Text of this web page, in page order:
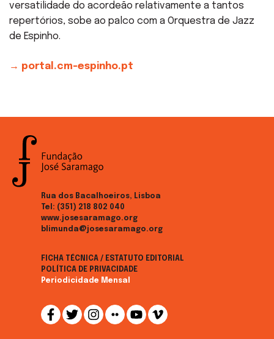
versatilidade do acordeão relativamente a tantos
repertórios, sobe ao palco com a Orquestra de Jazz
de Espinho.
→ portal.cm-espinho.pt
Rua dos Bacalhoeiros, Lisboa
Tel: (351) 218 802 040
www.josesaramago.org
blimunda@josesaramago.org
FICHA TÉCNICA / ESTATUTO EDITORIAL
POLÍTICA DE PRIVACIDADE
Periodicidade Mensal